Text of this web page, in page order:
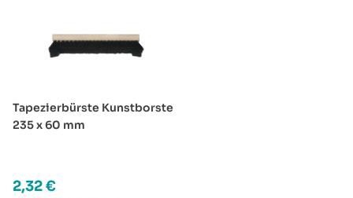
Tapezierbürste Kunstborste
235 x 60 mm
Regulärer Preis:
2,32 €